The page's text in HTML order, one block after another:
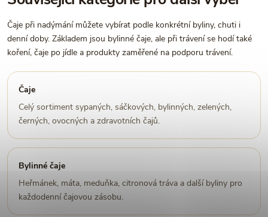
Čaje při nadýmání můžete vybírat podle konkrétní byliny, chuti i
denní doby. Základem jsou bylinné čaje, ale při trávení se hodí také
koření, čaje po jídle a produkty zaměřené na podporu trávení.
Čaje
Celý sortiment sypaných, sáčkových, bylinných, zelených,
černých, ovocných a zdravotních čajů.
Bylinné čaje
Heřmánek, máta, meduňka, citronová tráva a další byliny pro
každodenní čajovou zásobu.